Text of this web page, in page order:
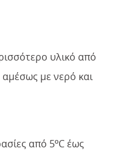
υλικό από
αμέσως με νερό και
από 5ºC έως